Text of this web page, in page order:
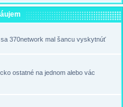
370network mal šancu vyskytnúť
ostatné na jednom alebo vác